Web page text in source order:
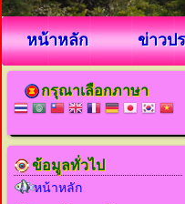
หน้าหลัก ข่าวป
กรุณาเลือกภาษา
ข้อมูลทั่วไป
หน้าหลัก